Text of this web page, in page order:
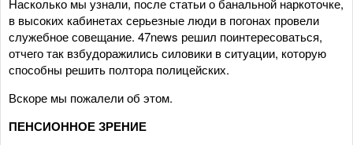
Насколько мы узнали, после статьи о банальной наркоточке,
в высоких кабинетах серьезные люди в погонах провели
служебное совещание. 47news решил поинтересоваться,
отчего так взбудоражились силовики в ситуации, которую
способны решить полтора полицейских.
Вскоре мы пожалели об этом.
ПЕНСИОННОЕ ЗРЕНИЕ